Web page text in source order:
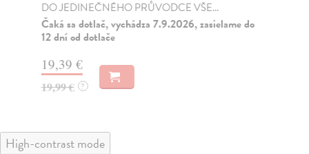
DO JEDINEČNÉHO PRŮVODCE VŠE...
Čaká sa dotlač, vychádza 7.9.2026, zasielame do
12 dní od dotlače
19,39 €
19,99 € ?
High-contrast mode